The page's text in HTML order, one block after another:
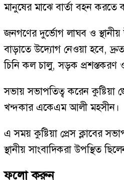
মানুষের মাঝে বার্তা বহন
জনগণের দুর্ভোগ লাঘব ও
বাড়াতে উদ্যোগ নেওয়া হবে,
চিনি কল চালু, সড়ক প্রশস্তকরণ ও
সভায় সভাপতিত্ব করেন কুষ্টিয়া
খন্দকার একেএম আলী মহসীন।
এ সময় কুষ্টিয়া প্রেস ক্লাবের
স্থানীয় সাংবাদিকরা উপস্থিত
ফলো করুন